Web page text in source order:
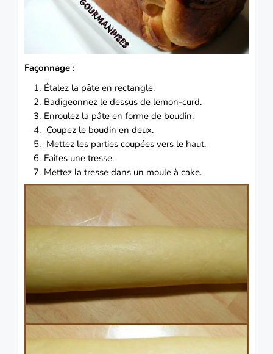
Façonnage :
Étalez la pâte en rectangle.
Badigeonnez le dessus de lemon-curd.
Enroulez la pâte en forme de boudin.
Coupez le boudin en deux.
Mettez les parties coupées vers le haut.
Faites une tresse.
Mettez la tresse dans un moule à cake.